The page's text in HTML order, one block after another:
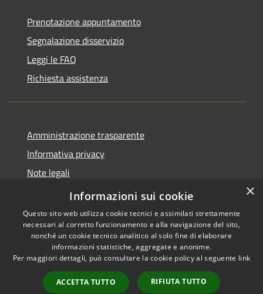
Prenotazione appuntamento
Segnalazione disservizio
Leggi le FAQ
Richiesta assistenza
Amministrazione trasparente
Informativa privacy
Note legali
Dichiarazione di accessibilità
Accessibilité
Confidentialité
Copyright © 2026 • Ville de •
Powered byMunicipium
Accès rédaction
×
Informazioni sui cookie
Questo sito web utilizza cookie tecnici e assimilati strettamente
necessari al corretto funzionamento e alla navigazione del sito,
nonché un cookie tecnico analitico al solo fine di elaborare
informazioni statistiche, aggregate e anonime.
Per maggiori dettagli, può consultare la cookie policy al seguente link
ACCETTA TUTTO RIFIUTA TUTTO